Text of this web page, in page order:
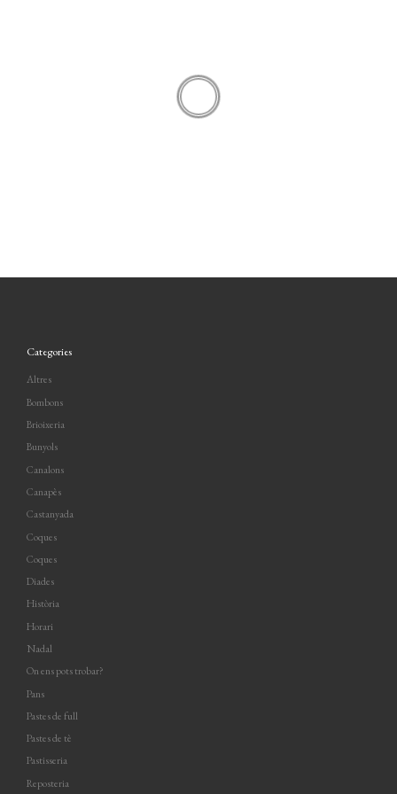
– Nata
– Crema
Categories
Altres
Bombons
Brioixeria
Bunyols
Canalons
Canapès
Castanyada
Coques
Coques
Diades
Història
Horari
Nadal
On ens pots trobar?
Pans
Pastes de full
Pastes de tè
Pastisseria
Reposteria